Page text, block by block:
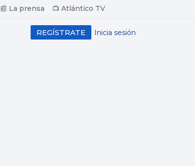
📰 La prensa 📺 Atlántico TV
Inicia sesión
REGÍSTRATE